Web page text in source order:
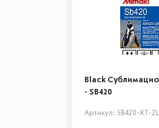
Black
- SB420
Артикул: SB420-KT-